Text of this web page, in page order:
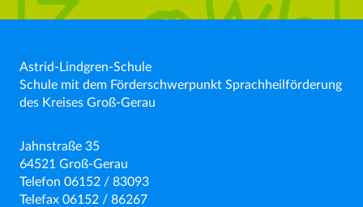
Astrid-Lindgren-Schule
Schule mit dem Förderschwerpunkt Sprachheilförderung
des Kreises Groß-Gerau
Jahnstraße 35
64521 Groß-Gerau
Telefon 06152 / 83093
Telefax 06152 / 86267